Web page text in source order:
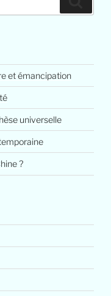
et émancipation
universelle
?